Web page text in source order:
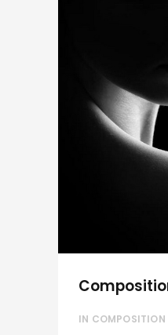
IN COMPOSITION